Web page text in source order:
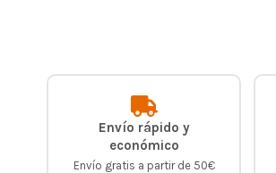
Envío rápido y
económico
Envío gratis a partir de 50€